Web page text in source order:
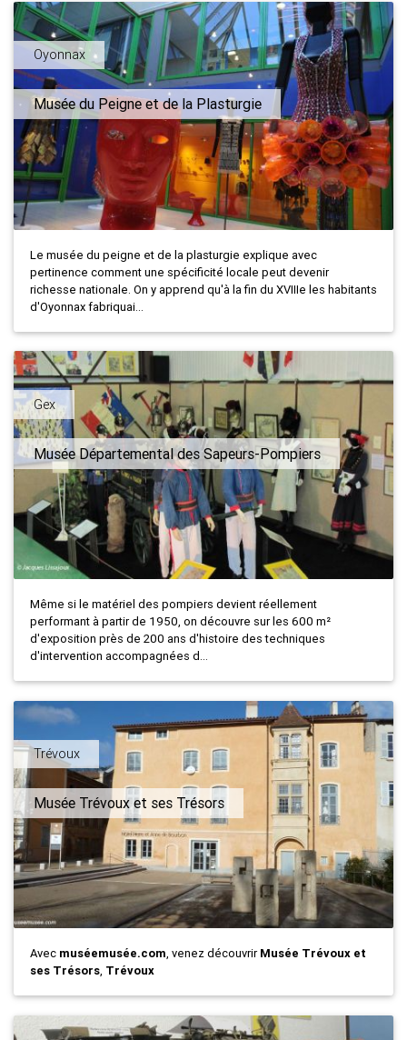
Oyonnax
Musée du Peigne et de la Plasturgie
Le musée du peigne et de la plasturgie explique avec
pertinence comment une spécificité locale peut devenir
richesse nationale. On y apprend qu'à la fin du XVIIIe les habitants
d'Oyonnax fabriquai...
Gex
Musée Départemental des Sapeurs-Pompiers
Même si le matériel des pompiers devient réellement
performant à partir de 1950, on découvre sur les 600 m²
d'exposition près de 200 ans d'histoire des techniques
d'intervention accompagnées d...
Trévoux
Musée Trévoux et ses Trésors
Avec muséemusée.com, venez découvrirMusée Trévoux et
ses Trésors, Trévoux